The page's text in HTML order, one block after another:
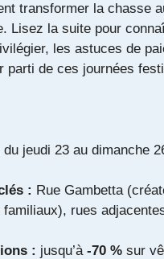
transformer la chasse
Lisez la suite pour
les astuces de
parti de ces journées
du jeudi 23 au dimanche
: Rue Gambetta
familiaux), rues
: jusqu’à -70 % sur